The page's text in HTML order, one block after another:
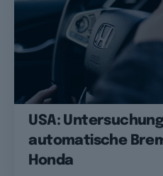
USA:
automatische
Honda